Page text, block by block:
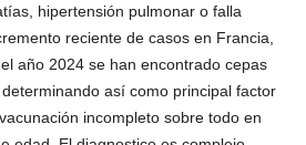
hipertensión pulmonar o falla
reciente de casos en Francia,
año 2024 se han encontrado cepas
así como principal factor
incompleto sobre todo en